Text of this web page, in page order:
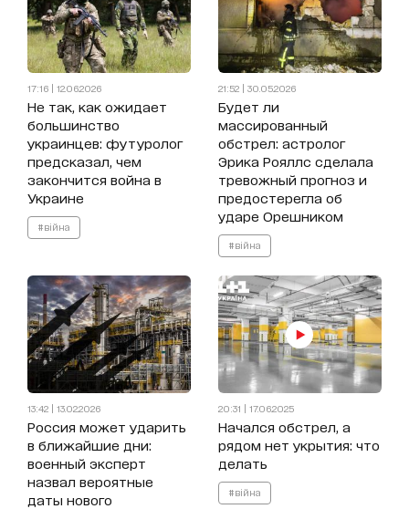
17:16 | 12.06.2026
Не так, как ожидает
большинство
украинцев: футуролог
предсказал, чем
закончится война в
Украине
#війна
21:52 | 30.05.2026
Будет ли
массированный
обстрел: астролог
Эрика Рояллс сделала
тревожный прогноз и
предостерегла об
ударе Орешником
#війна
13:42 | 13.02.2026
Россия может ударить
в ближайшие дни:
военный эксперт
назвал вероятные
даты нового
20:31 | 17.06.2025
Начался обстрел, а
рядом нет укрытия: что
делать
#війна